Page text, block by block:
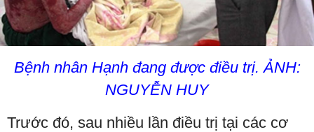
Bệnh nhân Hạnh đang được điều trị. ẢNH:
NGUYỄN HUY
Trước đó, sau nhiều lần điều trị tại các cơ